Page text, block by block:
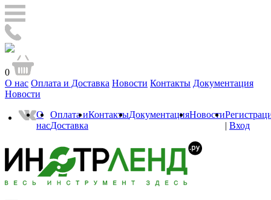
0
О нас Оплата и Доставка Новости Контакты Документация
Новости
О
нас
Оплата и
Доставка
КонтактыДокументацияНовости
| Вход